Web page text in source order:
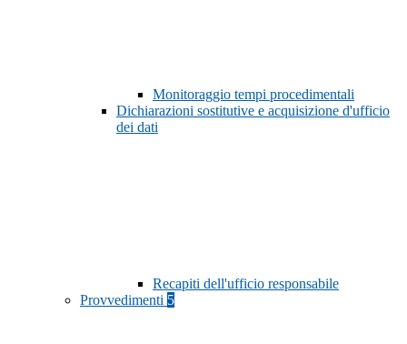
Monitoraggio tempi procedimentali
Dichiarazioni sostitutive e acquisizione d'ufficio
dei dati
Recapiti dell'ufficio responsabile
Provvedimenti 5